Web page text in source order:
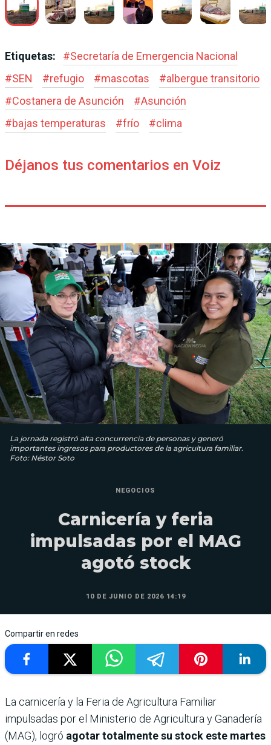
Etiquetas: #Secretaría de Emergencia Nacional
#SEN #refugio #mascotas #albergue transitorio
#Costanera de Asunción #Asunción
#bajas temperaturas #frío #clima
Déjanos tus comentarios en Voiz
La jornada registró alta concurrencia de personas y generó
importantes ingresos para productores de la agricultura familiar.
Foto: Néstor Soto
NEGOCIOS
Carnicería y feria
impulsadas por el MAG
agotó stock
10 DE JUNIO DE 2026 14:19
Compartir en redes
La carnicería y la Feria de Agricultura Familiar
impulsadas por el Ministerio de Agricultura y Ganadería
(MAG), logró agotar totalmente su stock este martes